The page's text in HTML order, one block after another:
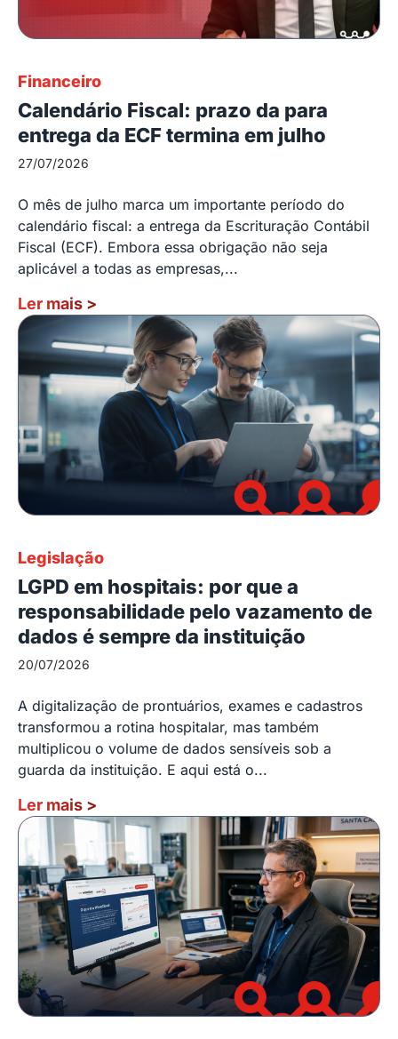
Financeiro
Calendário Fiscal: prazo da para
entrega da ECF termina em julho
27/07/2026
O mês de julho marca um importante período do
calendário fiscal: a entrega da Escrituração Contábil
Fiscal (ECF). Embora essa obrigação não seja
aplicável a todas as empresas,...
Ler mais >
Legislação
LGPD em hospitais: por que a
responsabilidade pelo vazamento de
dados é sempre da instituição
20/07/2026
A digitalização de prontuários, exames e cadastros
transformou a rotina hospitalar, mas também
multiplicou o volume de dados sensíveis sob a
guarda da instituição. E aqui está o...
Ler mais >